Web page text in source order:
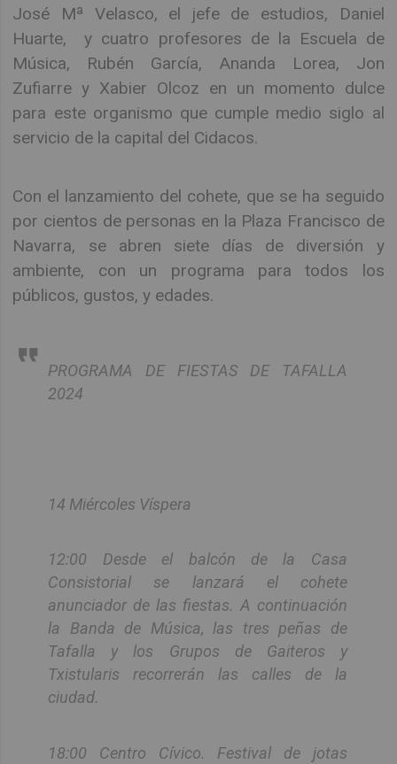
José Mª Velasco, el jefe de estudios, Daniel
Huarte, y cuatro profesores de la Escuela de
Música, Rubén García, Ananda Lorea, Jon
Zufiarre y Xabier Olcoz en un momento dulce
para este organismo que cumple medio siglo al
servicio de la capital del Cidacos.
Con el lanzamiento del cohete, que se ha seguido
por cientos de personas en la Plaza Francisco de
Navarra, se abren siete días de diversión y
ambiente, con un programa para todos los
públicos, gustos, y edades.
PROGRAMA DE FIESTAS DE TAFALLA
2024
14 Miércoles Víspera
12:00 Desde el balcón de la Casa
Consistorial se lanzará el cohete
anunciador de las fiestas. A continuación
la Banda de Música, las tres peñas de
Tafalla y los Grupos de Gaiteros y
Txistularis recorrerán las calles de la
ciudad.
18:00 Centro Cívico. Festival de jotas